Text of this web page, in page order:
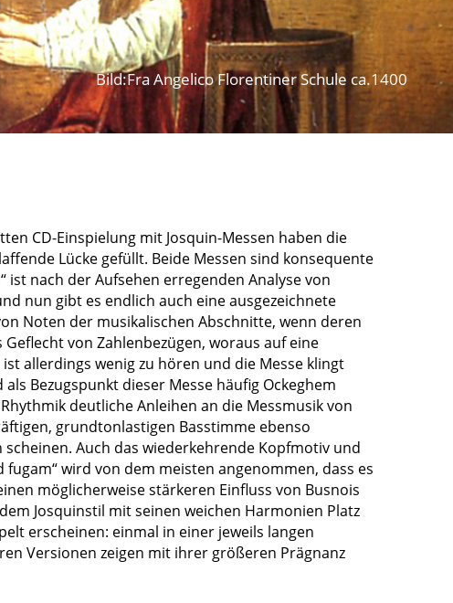
Bild:Fra Angelico Florentiner Schule ca.1400
CD-Einspielung mit Josquin-Messen haben die
Lücke gefüllt. Beide Messen sind konsequente
ist nach der Aufsehen erregenden Analyse von
nun gibt es endlich auch eine ausgezeichnete
Noten der musikalischen Abschnitte, wenn deren
von Zahlenbezügen, woraus auf eine
allerdings wenig zu hören und die Messe klingt
Bezugspunkt dieser Messe häufig Ockeghem
deutliche Anleihen an die Messmusik von
grundtonlastigen Basstimme ebenso
Auch das wiederkehrende Kopfmotiv und
wird von dem meisten angenommen, dass es
möglicherweise stärkeren Einfluss von Busnois
Josquinstil mit seinen weichen Harmonien Platz
erscheinen: einmal in einer jeweils langen
Versionen zeigen mit ihrer größeren Prägnanz